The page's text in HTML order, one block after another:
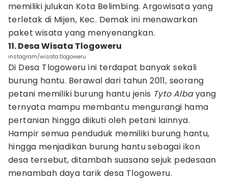
memiliki julukan Kota Belimbing. Argowisata yang
terletak di Mijen, Kec. Demak ini menawarkan
paket wisata yang menyenangkan.
11. Desa Wisata Tlogoweru
instagram/wisata.tlogoweru
Di Desa Tlogoweru ini terdapat banyak sekali
burung hantu. Berawal dari tahun 2011, seorang
petani memiliki burung hantu jenis Tyto Albayang
ternyata mampu membantu mengurangi hama
pertanian hingga diikuti oleh petani lainnya.
Hampir semua penduduk memiliki burung hantu,
hingga menjadikan burung hantu sebagai ikon
desa tersebut, ditambah suasana sejuk pedesaan
menambah daya tarik desa Tlogoweru.